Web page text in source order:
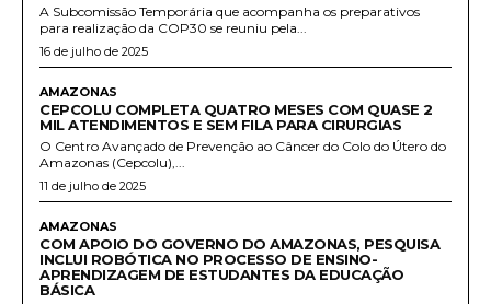
A Subcomissão Temporária que acompanha os preparativos
para realização da COP30 se reuniu pela...
16 de julho de 2025
AMAZONAS
CEPCOLU COMPLETA QUATRO MESES COM QUASE 2
MIL ATENDIMENTOS E SEM FILA PARA CIRURGIAS
O Centro Avançado de Prevenção ao Câncer do Colo do Útero do
Amazonas (Cepcolu),...
11 de julho de 2025
AMAZONAS
COM APOIO DO GOVERNO DO AMAZONAS, PESQUISA
INCLUI ROBÓTICA NO PROCESSO DE ENSINO-
APRENDIZAGEM DE ESTUDANTES DA EDUCAÇÃO
BÁSICA